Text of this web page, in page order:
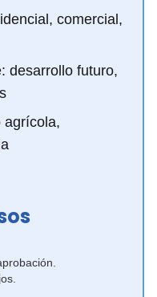
comercial,
desarrollo futuro,
agrícola,